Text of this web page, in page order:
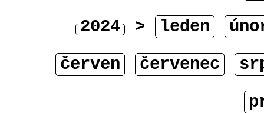
2024 > leden
červen
červenec